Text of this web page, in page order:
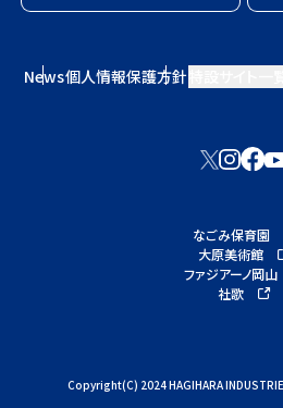
News個人情報保護方針
なごみ保育園
大原美術館
ファジアーノ岡山
社歌
Copyright(C) 2024 HAGIHARA